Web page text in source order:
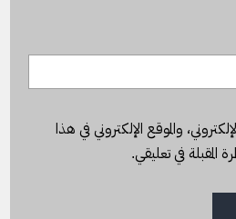
والموقع الإلكتروني في هذا
المقبلة في تعليقي.